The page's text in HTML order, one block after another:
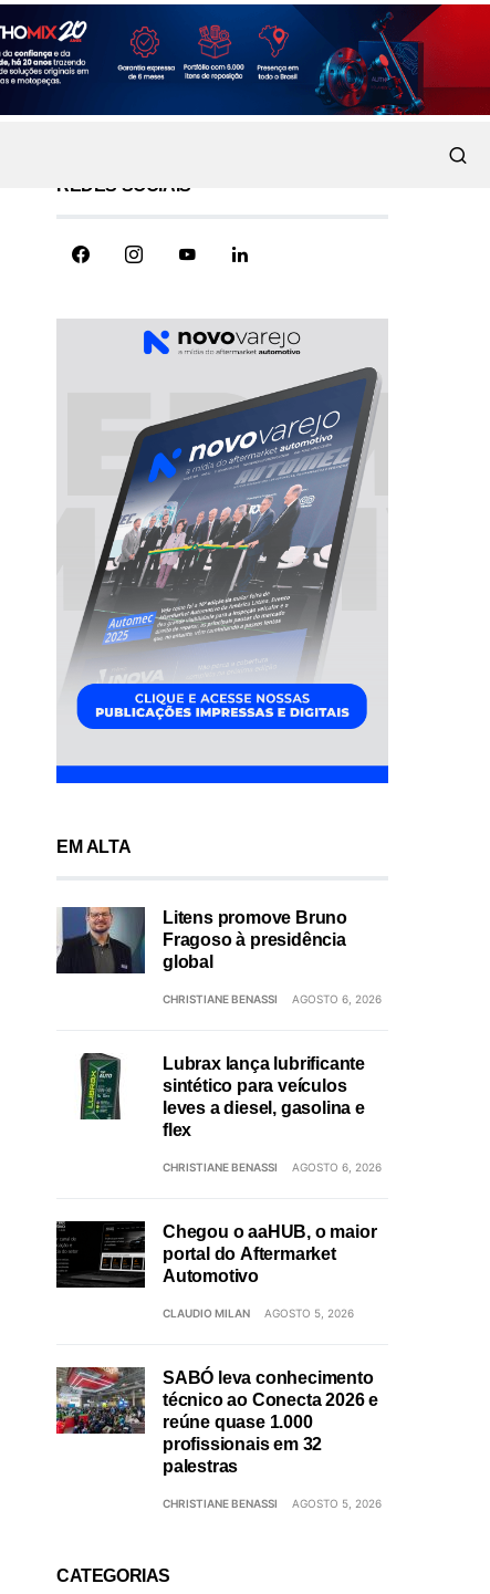
REDES SOCIAIS
EM ALTA
Litens promove Bruno
Fragoso à presidência
global
CHRISTIANE BENASSI AGOSTO 6, 2026
Lubrax lança lubrificante
sintético para veículos
leves a diesel, gasolina e
flex
CHRISTIANE BENASSI AGOSTO 6, 2026
Chegou o aaHUB, o maior
portal do Aftermarket
Automotivo
CLAUDIO MILAN AGOSTO 5, 2026
SABÓ leva conhecimento
técnico ao Conecta 2026 e
reúne quase 1.000
profissionais em 32
palestras
CHRISTIANE BENASSI AGOSTO 5, 2026
CATEGORIAS